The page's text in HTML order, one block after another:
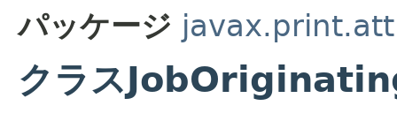
パッケージ
クラス